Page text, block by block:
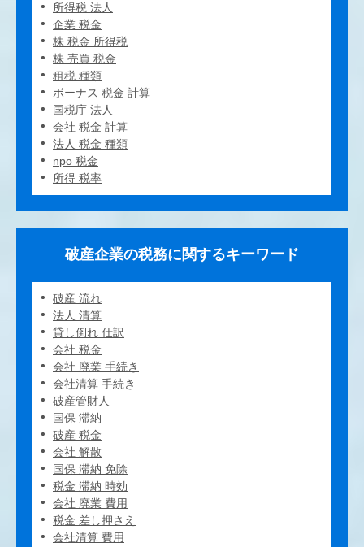
所得税 法人
企業 税金
株 税金 所得税
株 売買 税金
租税 種類
ボーナス 税金 計算
国税庁 法人
会社 税金 計算
法人 税金 種類
npo 税金
所得 税率
破産企業の税務に関するキーワード
破産 流れ
法人 清算
貸し倒れ 仕訳
会社 税金
会社 廃業 手続き
会社清算 手続き
破産管財人
国保 滞納
破産 税金
会社 解散
国保 滞納 免除
税金 滞納 時効
会社 廃業 費用
税金 差し押さえ
会社清算 費用